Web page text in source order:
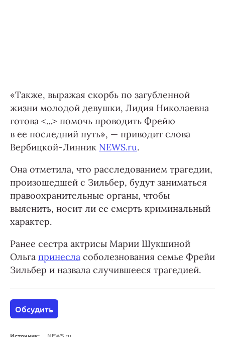
«Также, выражая скорбь по загубленной
жизни молодой девушки, Лидия Николаевна
готова <...> помочь проводить Фрейю
в ее последний путь», — приводит слова
Вербицкой-Линник NEWS.ru.
Она отметила, что расследованием трагедии,
произошедшей с Зильбер, будут заниматься
правоохранительные органы, чтобы
выяснить, носит ли ее смерть криминальный
характер.
Ранее сестра актрисы Марии Шукшиной
Ольга принесла соболезнования семье Фрейи
Зильбер и назвала случившееся трагедией.
Обсудить